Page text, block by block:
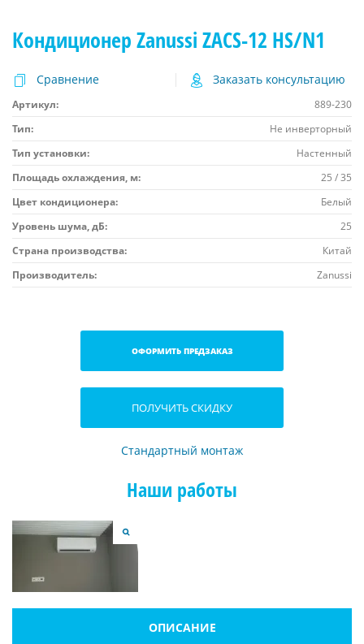
Кондиционер Zanussi ZACS-12 HS/N1
Сравнение Заказать консультацию
Артикул:
889-230
Тип:
Не инверторный
Тип установки:
Настенный
Площадь охлаждения, м:
25 / 35
Цвет кондиционера:
Белый
Уровень шума, дБ:
25
Страна производства:
Китай
Производитель:
Zanussi
ОФОРМИТЬ ПРЕДЗАКАЗ
ПОЛУЧИТЬ СКИДКУ
Стандартный монтаж
Наши работы
ОПИСАНИЕ